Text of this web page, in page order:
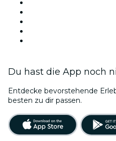
Du hast die App noch
Entdecke bevorstehende
besten zu dir passen.